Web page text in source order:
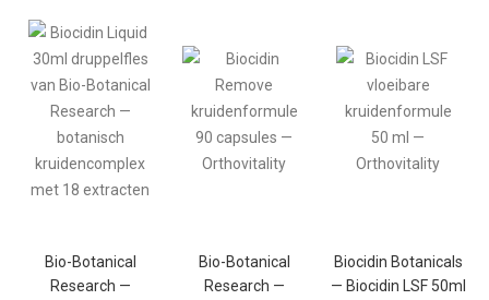
Bio-Botanical
Research —
Bio-Botanical
Research —
Biocidin Botanicals
— Biocidin LSF 50ml